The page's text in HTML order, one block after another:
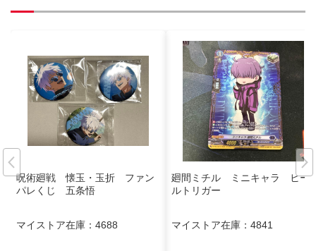
呪術廻戦 懐玉・玉折 ファン
パレくじ 五条悟
マイストア在庫： 4688
廻間ミチル ミニキャラ ヒー
ルトリガー
マイストア在庫： 4841